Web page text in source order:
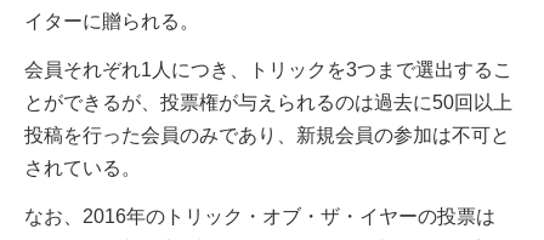
イターに贈られる。
会員それぞれ1人につき、トリックを3つまで選出するこ
とができるが、投票権が与えられるのは過去に50回以上
投稿を行った会員のみであり、新規会員の参加は不可と
されている。
なお、2016年のトリック・オブ・ザ・イヤーの投票は